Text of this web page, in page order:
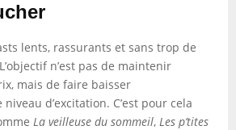
lents, rassurants et sans trop de
n’est pas de maintenir
mais de faire baisser
d’excitation. C’est pour cela
La veilleuse du sommeil, Les p’tites